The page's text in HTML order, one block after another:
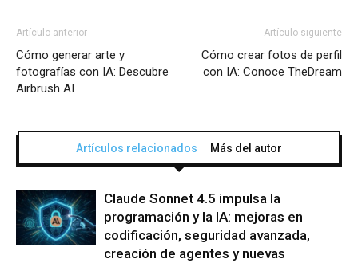
Artículo anterior
Cómo generar arte y
fotografías con IA: Descubre
Airbrush AI
Artículo siguiente
Cómo crear fotos de perfil
con IA: Conoce TheDream
Artículos relacionados Más del autor
Claude Sonnet 4.5 impulsa la
programación y la IA: mejoras en
codificación, seguridad avanzada,
creación de agentes y nuevas